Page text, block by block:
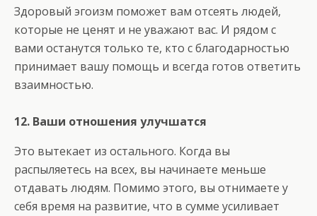
Здоровый эгоизм поможет вам отсеять людей,
которые не ценят и не уважают вас. И рядом с
вами останутся только те, кто с благодарностью
принимает вашу помощь и всегда готов ответить
взаимностью.
12. Ваши отношения улучшатся
Это вытекает из остального. Когда вы
распыляетесь на всех, вы начинаете меньше
отдавать людям. Помимо этого, вы отнимаете у
себя время на развитие, что в сумме усиливает